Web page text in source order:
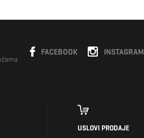
INSTAGRAM
FACEBOOK
USLOVI PRODAJE